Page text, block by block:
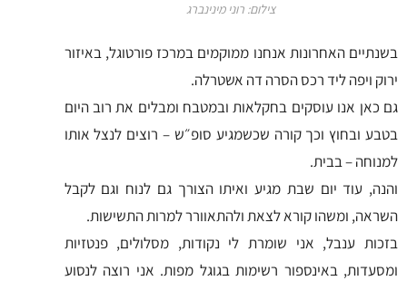
צילום: רוני מינינברג
‏בשנתיים האחרונות אנחנו ממוקמים במרכז פורטוגל, באיזור
ירוק ויפה ליד רכס הסרה דה אשטרלה.
גם כאן אנו עוסקים בחקלאות ובמטבח ומבלים את רוב היום
בטבע ובחוץ וכך קורה שכשמגיע סופ״ש – רוצים לנצל אותו
למנוחה – בבית.
והנה, עוד יום שבת מגיע ואיתו הצורך גם לנוח וגם לקבל
השראה, ומשהו קורא לצאת ולהתאוורר למרות התשישות.
בזכות ענבל, אני שומרת לי נקודות, מסלולים, פנטזיות
ומסעדות, באינספור רשימות בגוגל מפות. אני רוצה לנסוע